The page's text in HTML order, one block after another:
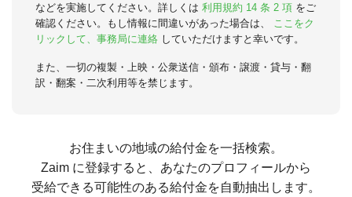
などを実施してください。詳しくは 利用規約 14 条 2 項 をご
確認ください。もし情報に間違いがあった場合は、
ここをク
リックして、事務局に連絡 していただけますと幸いです。
また、一切の複製・上映・公衆送信・頒布・譲渡・貸与・翻
訳・翻案・二次利用等を禁じます。
お住まいの地域の給付金を一括検索。
Zaim に登録すると、あなたのプロフィールから
受給できる可能性のある給付金を自動抽出します。